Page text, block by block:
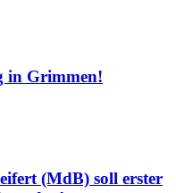
in Grimmen!
(MdB) soll erster